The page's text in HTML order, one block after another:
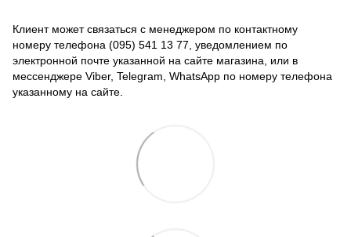
Клиент может связаться с менеджером по контактному
номеру телефона (095) 541 13 77, уведомлением по
электронной почте указанной на сайте магазина, или в
мессенджере Viber, Telegram, WhatsApp по номеру телефона
указанному на сайте.